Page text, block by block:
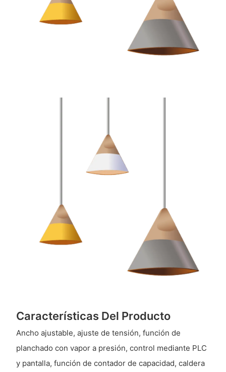
Características Del Producto
Ancho ajustable, ajuste de tensión, función de
planchado con vapor a presión, control mediante PLC
y pantalla, función de contador de capacidad, caldera